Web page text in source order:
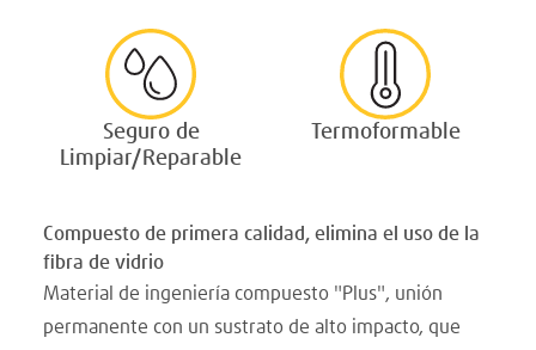
Seguro de
Limpiar/Reparable
Termoformable
Compuesto de primera calidad, elimina el uso de la
fibra de vidrio
Material de ingeniería compuesto "Plus", unión
permanente con un sustrato de alto impacto, que